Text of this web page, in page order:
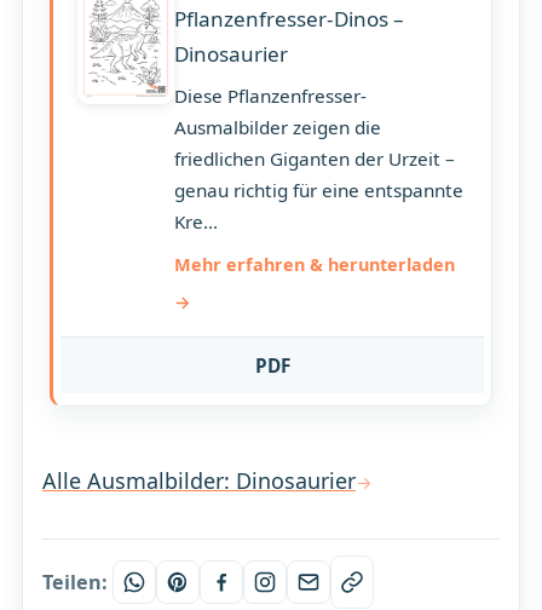
Pflanzenfresser-Dinos –
Dinosaurier
Diese Pflanzenfresser-
Ausmalbilder zeigen die
friedlichen Giganten der Urzeit –
genau richtig für eine entspannte
Kre...
Mehr erfahren & herunterladen
PDF
Alle Ausmalbilder: Dinosaurier
Teilen: